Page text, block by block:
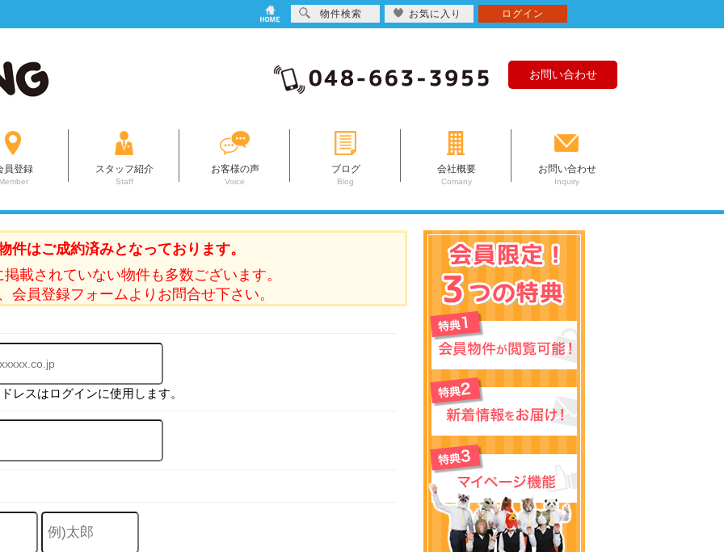
お問い合わせ
員登録 スタッフ紹介
Staff
お客様の声
Voice
ブログ
Blog
会社概要
Comany
お問い合わせ
Inquiry
件はご成約済みとなっております。
載されていない物件も多数ございます。
会員登録フォームよりお問合せ下さい。
レスはログインに使用します。
物件検索 お気に入り ログイン